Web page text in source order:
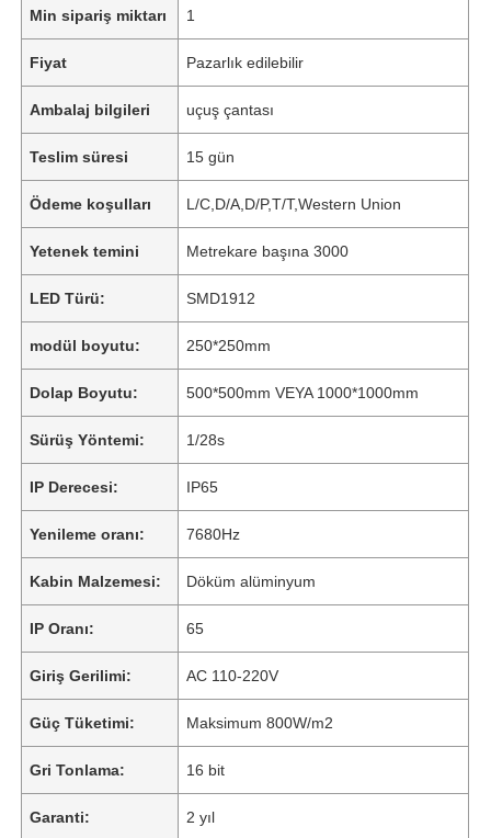
Min sipariş miktarı 1
Fiyat Pazarlık edilebilir
Ambalaj bilgileri uçuş çantası
Teslim süresi 15 gün
Ödeme koşulları L/C,D/A,D/P,T/T,Western Union
Yetenek temini Metrekare başına 3000
LED Türü: SMD1912
modül boyutu: 250*250mm
Dolap Boyutu: 500*500mm VEYA 1000*1000mm
Sürüş Yöntemi: 1/28s
IP Derecesi: IP65
Yenileme oranı: 7680Hz
Kabin Malzemesi: Döküm alüminyum
IP Oranı: 65
Giriş Gerilimi: AC 110-220V
Güç Tüketimi: Maksimum 800W/m2
Gri Tonlama: 16 bit
Garanti: 2 yıl